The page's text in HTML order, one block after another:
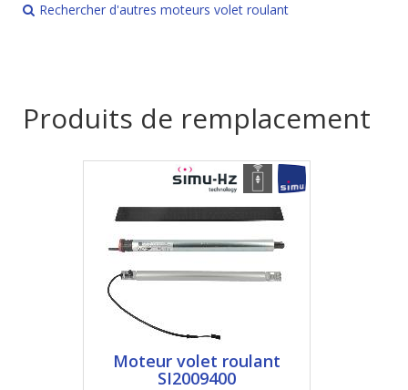
Rechercher d'autres moteurs volet roulant
Produits de remplacement
Moteur volet roulant
SI2009400